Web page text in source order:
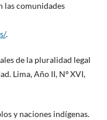
las comunidades
.
de la pluralidad legal
Lima, Año II, Nº XVI,
y naciones indígenas.